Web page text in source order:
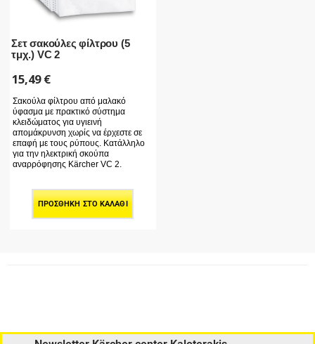
Σετ σακούλες φίλτρου (5
τμχ.) VC 2
15,49€
Σακούλα φίλτρου από μαλακό
ύφασμα με πρακτικό σύστημα
κλειδώματος για υγιεινή
απομάκρυνση χωρίς να έρχεστε σε
επαφή με τους ρύπους. Κατάλληλο
για την ηλεκτρική σκούπα
αναρρόφησης Kärcher VC 2.
ΠΡΟΣΘΉΚΗ ΣΤΟ ΚΑΛΆΘΙ